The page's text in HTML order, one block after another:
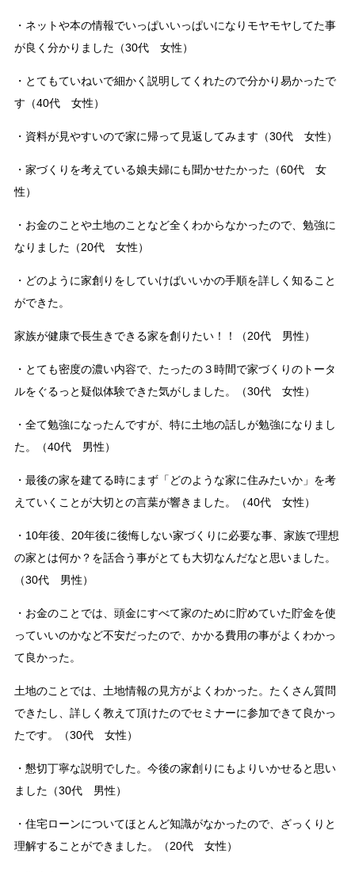
・ネットや本の情報でいっぱいいっぱいになりモヤモヤしてた事
が良く分かりました（30代 女性）
・とてもていねいで細かく説明してくれたので分かり易かったで
す（40代 女性）
・資料が見やすいので家に帰って見返してみます（30代 女性）
・家づくりを考えている娘夫婦にも聞かせたかった（60代 女
性）
・お金のことや土地のことなど全くわからなかったので、勉強に
なりました（20代 女性）
・どのように家創りをしていけばいいかの手順を詳しく知ること
ができた。
家族が健康で長生きできる家を創りたい！！（20代 男性）
・とても密度の濃い内容で、たったの３時間で家づくりのトータ
ルをぐるっと疑似体験できた気がしました。（30代 女性）
・全て勉強になったんですが、特に土地の話しが勉強になりまし
た。（40代 男性）
・最後の家を建てる時にまず「どのような家に住みたいか」を考
えていくことが大切との言葉が響きました。（40代 女性）
・10年後、20年後に後悔しない家づくりに必要な事、家族で理想
の家とは何か？を話合う事がとても大切なんだなと思いました。
（30代 男性）
・お金のことでは、頭金にすべて家のために貯めていた貯金を使
っていいのかなど不安だったので、かかる費用の事がよくわかっ
て良かった。
土地のことでは、土地情報の見方がよくわかった。たくさん質問
できたし、詳しく教えて頂けたのでセミナーに参加できて良かっ
たです。（30代 女性）
・懇切丁寧な説明でした。今後の家創りにもよりいかせると思い
ました（30代 男性）
・住宅ローンについてほとんど知識がなかったので、ざっくりと
理解することができました。（20代 女性）